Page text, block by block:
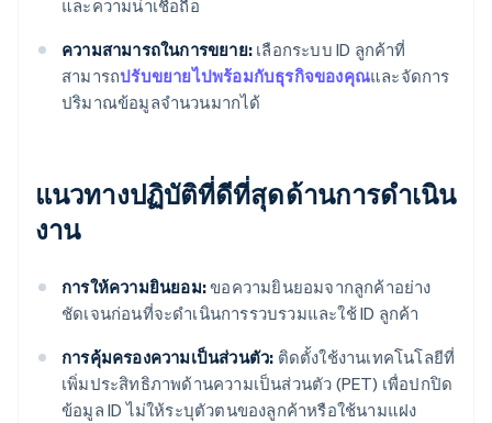
และความน่าเชื่อถือ
ความสามารถในการขยาย: เลือกระบบ ID ลูกค้าที่
สามารถปรับขยายไปพร้อมกับธุรกิจของคุณและจัดการ
ปริมาณข้อมูลจำนวนมากได้
แนวทางปฏิบัติที่ดีที่สุดด้านการดำเนิน
งาน
การให้ความยินยอม:ขอความยินยอมจากลูกค้าอย่าง
ชัดเจนก่อนที่จะดำเนินการรวบรวมและใช้ ID ลูกค้า
การคุ้มครองความเป็นส่วนตัว: ติดตั้งใช้งานเทคโนโลยีที่
เพิ่มประสิทธิภาพด้านความเป็นส่วนตัว (PET) เพื่อปกปิด
ข้อมูล ID ไม่ให้ระบุตัวตนของลูกค้าหรือใช้นามแฝง